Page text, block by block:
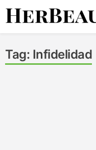
Skip
Tag: Infidelidad